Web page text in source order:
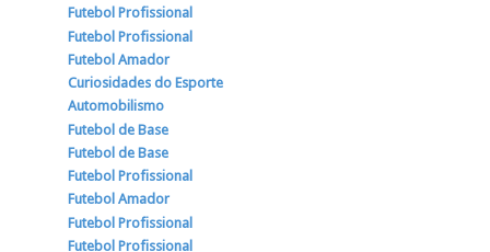
Futebol Profissional
Futebol Profissional
Futebol Amador
Curiosidades do Esporte
Automobilismo
Futebol de Base
Futebol de Base
Futebol Profissional
Futebol Amador
Futebol Profissional
Futebol Profissional